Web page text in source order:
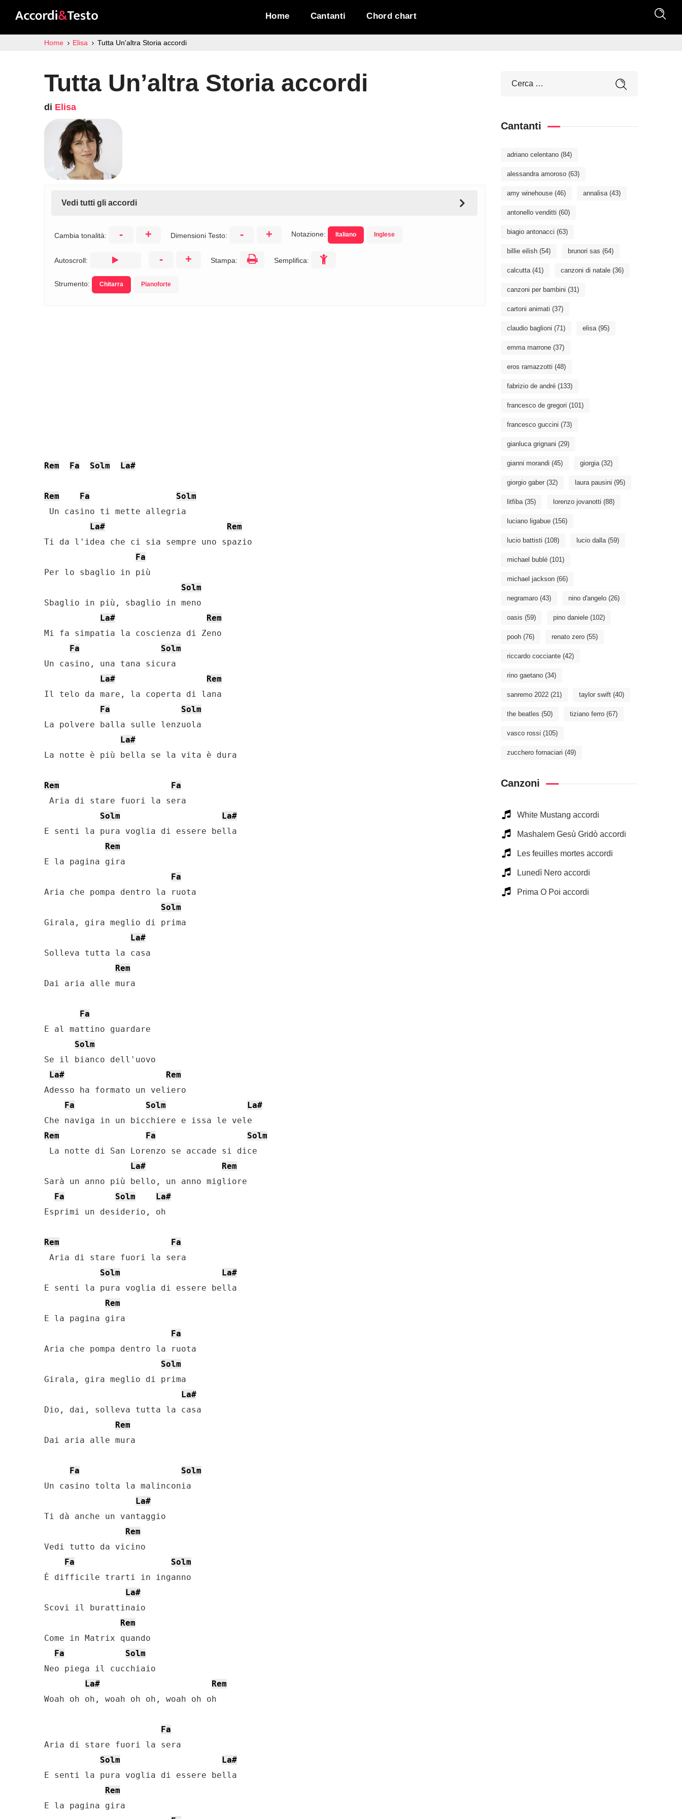
Home Cantanti Chord chart
Home Elisa Tutta Un'altra Storia accordi
Tutta Un’altra Storia accordi
di Elisa
Vedi tutti gli accordi
Cambia tonalità: - + Dimensioni Testo: - + Notazione: Italiano Inglese
Autoscroll: - + Stampa: Semplifica:
Strumento: Chitarra Pianoforte
Rem Fa Solm La#
Rem Fa
Solm
Un casino ti mette allegria
La#
Rem
Ti da l'idea che ci sia sempre uno spazio
Fa
Per lo sbaglio in più
Solm
Sbaglio in più, sbaglio in meno
La#
Rem
Mi fa simpatia la coscienza di Zeno
Fa
Solm
Un casino, una tana sicura
La#
Rem
Il telo da mare, la coperta di lana
Fa
Solm
La polvere balla sulle lenzuola
La#
La notte è più bella se la vita è dura
Rem
Fa
Aria di stare fuori la sera
Solm
La#
E senti la pura voglia di essere bella
Rem
E la pagina gira
Fa
Aria che pompa dentro la ruota
Solm
Girala, gira meglio di prima
La#
Solleva tutta la casa
Rem
Dai aria alle mura
Fa
E al mattino guardare
Solm
Se il bianco dell'uovo
La#
Rem
Adesso ha formato un veliero
Fa
Solm
La#
Rem
Fa
Solm
La notte di San Lorenzo se accade si dice
La#
Rem
Sarà un anno più bello, un anno migliore
Fa
Solm
La#
Esprimi un desiderio, oh
Rem
Fa
Aria di stare fuori la sera
Solm
La#
E senti la pura voglia di essere bella
Rem
E la pagina gira
Fa
Aria che pompa dentro la ruota
Solm
Girala, gira meglio di prima
La#
Dio, dai, solleva tutta la casa
Rem
Dai aria alle mura
Fa
Solm
Un casino tolta la malinconia
La#
Ti dà anche un vantaggio
Rem
Vedi tutto da vicino
Fa
Solm
È difficile trarti in inganno
La#
Scovi il burattinaio
Rem
Come in Matrix quando
Fa
Solm
Neo piega il cucchiaio
La#
Rem
Woah oh oh, woah oh oh, woah oh oh
Fa
Aria di stare fuori la sera
Solm
La#
E senti la pura voglia di essere bella
Rem
E la pagina gira
Cantanti
adriano celentano (84)
alessandra amoroso (63)
amy winehouse (46) annalisa(43)
antonello venditti (60)
biagio antonacci (63)
billie eilish (54) brunori sas (64)
calcutta(41) canzoni di natale (36)
canzoni per bambini (31)
cartoni animati (37)
claudio baglioni (71) elisa(95)
emma marrone (37)
eros ramazzotti (48)
fabrizio de andré (133)
francesco de gregori (101)
francesco guccini (73)
gianluca grignani (29)
gianni morandi (45) giorgia(32)
giorgio gaber (32) laura pausini (95)
litfiba(35) lorenzo jovanotti (88)
luciano ligabue (156)
lucio battisti (108) lucio dalla(59)
michael bublé (101)
michael jackson (66)
negramaro (43) nino d'angelo (26)
oasis (59) pino daniele (102)
pooh (76) renato zero (55)
riccardo cocciante (42)
rino gaetano (34)
sanremo 2022 (21) taylor swift (40)
the beatles (50) tiziano ferro (67)
vasco rossi (105)
zucchero fornaciari (49)
Canzoni
White Mustang accordi
Mashalem Gesù Gridò accordi
Les feuilles mortes accordi
Lunedì Nero accordi
Prima O Poi accordi